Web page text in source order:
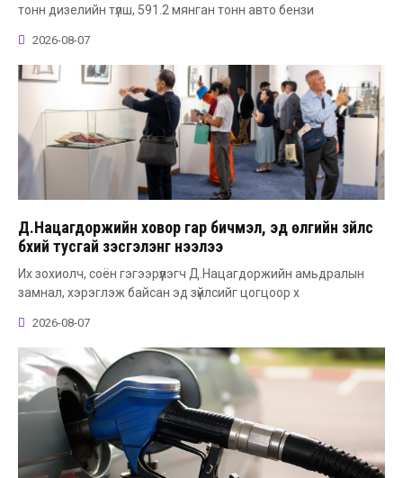
тонн дизелийн түлш, 591.2 мянган тонн авто бензи
2026-08-07
Д.Нацагдоржийн ховор гар бичмэл, эд өлгийн зүйлс
бүхий тусгай үзэсгэлэнг нээлээ
Их зохиолч, соён гэгээрүүлэгч Д.Нацагдоржийн амьдралын
замнал, хэрэглэж байсан эд зүйлсийг цогцоор х
2026-08-07